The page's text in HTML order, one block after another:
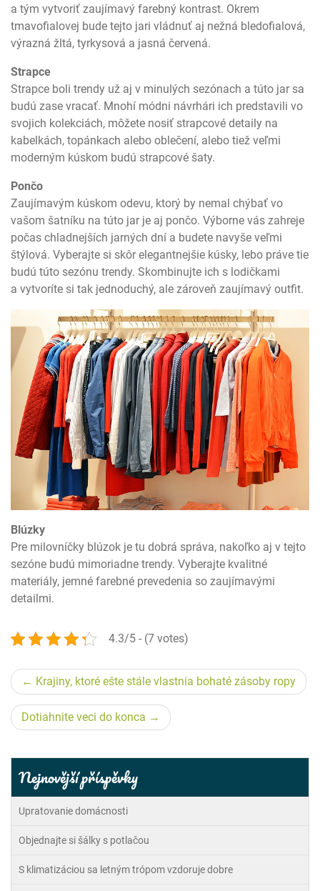
a tým vytvoriť zaujímavý farebný kontrast. Okrem
tmavofialovej bude tejto jari vládnuť aj nežná bledofialová,
výrazná žltá, tyrkysová a jasná červená.
Strapce
Strapce boli trendy už aj v minulých sezónach a túto jar sa
budú zase vracať. Mnohí módni návrhári ich predstavili vo
svojich kolekciách, môžete nosiť strapcové detaily na
kabelkách, topánkach alebo oblečení, alebo tiež veľmi
moderným kúskom budú strapcové šaty.
Pončo
Zaujímavým kúskom odevu, ktorý by nemal chýbať vo
vašom šatníku na túto jar je aj pončo. Výborne vás zahreje
počas chladnejších jarných dní a budete navyše veľmi
štýlová. Vyberajte si skôr elegantnejšie kúsky, lebo práve tie
budú túto sezónu trendy. Skombinujte ich s lodičkami
a vytvoríte si tak jednoduchý, ale zároveň zaujímavý outfit.
Blúzky
Pre milovníčky blúzok je tu dobrá správa, nakoľko aj v tejto
sezóne budú mimoriadne trendy. Vyberajte kvalitné
materiály, jemné farebné prevedenia so zaujímavými
detailmi.
4.3/5 - (7 votes)
Navigace
pro
příspěvek
Krajiny, ktoré ešte stále vlastnia bohaté zásoby ropy
Dotiahnite veci do konca
Nejnovější příspěvky
Upratovanie domácnosti
Objednajte si šálky s potlačou
S klimatizáciou sa letným trópom vzdoruje dobre